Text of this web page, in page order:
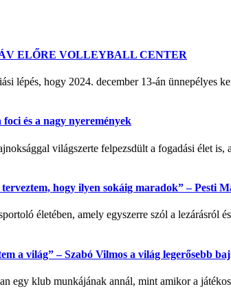
ELŐRE VOLLEYBALL CENTER
lépés, hogy 2024. december 13-án
és a nagy nyeremények
világszerte felpezsdült a fogadási élet
hogy ilyen sokáig maradok” – Pesti
életében, amely egyszerre szól a
a világ” – Szabó Vilmos a világ legerősebb
egy klub munkájának annál, mint amikor a